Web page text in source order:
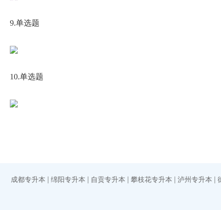
9.单选题
10.单选题
成都专升本 | 绵阳专升本 | 自贡专升本 | 攀枝花专升本 | 泸州专升本 |